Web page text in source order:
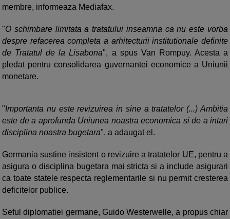
membre, informeaza Mediafax.
"O schimbare limitata a tratatului inseamna ca nu este vorba
despre refacerea completa a arhitecturii institutionale definite
de Tratatul de la Lisabona", a spus Van Rompuy. Acesta a
pledat pentru consolidarea guvernantei economice a Uniunii
monetare.
"Importanta nu este revizuirea in sine a tratatelor (...) Ambitia
este de a aprofunda Uniunea noastra economica si de a intari
disciplina noastra bugetara", a adaugat el.
Germania sustine insistent o revizuire a tratatelor UE, pentru a
asigura o disciplina bugetara mai stricta si a include asigurari
ca toate statele respecta reglementarile si nu permit cresterea
deficitelor publice.
Seful diplomatiei germane, Guido Westerwelle, a propus chiar